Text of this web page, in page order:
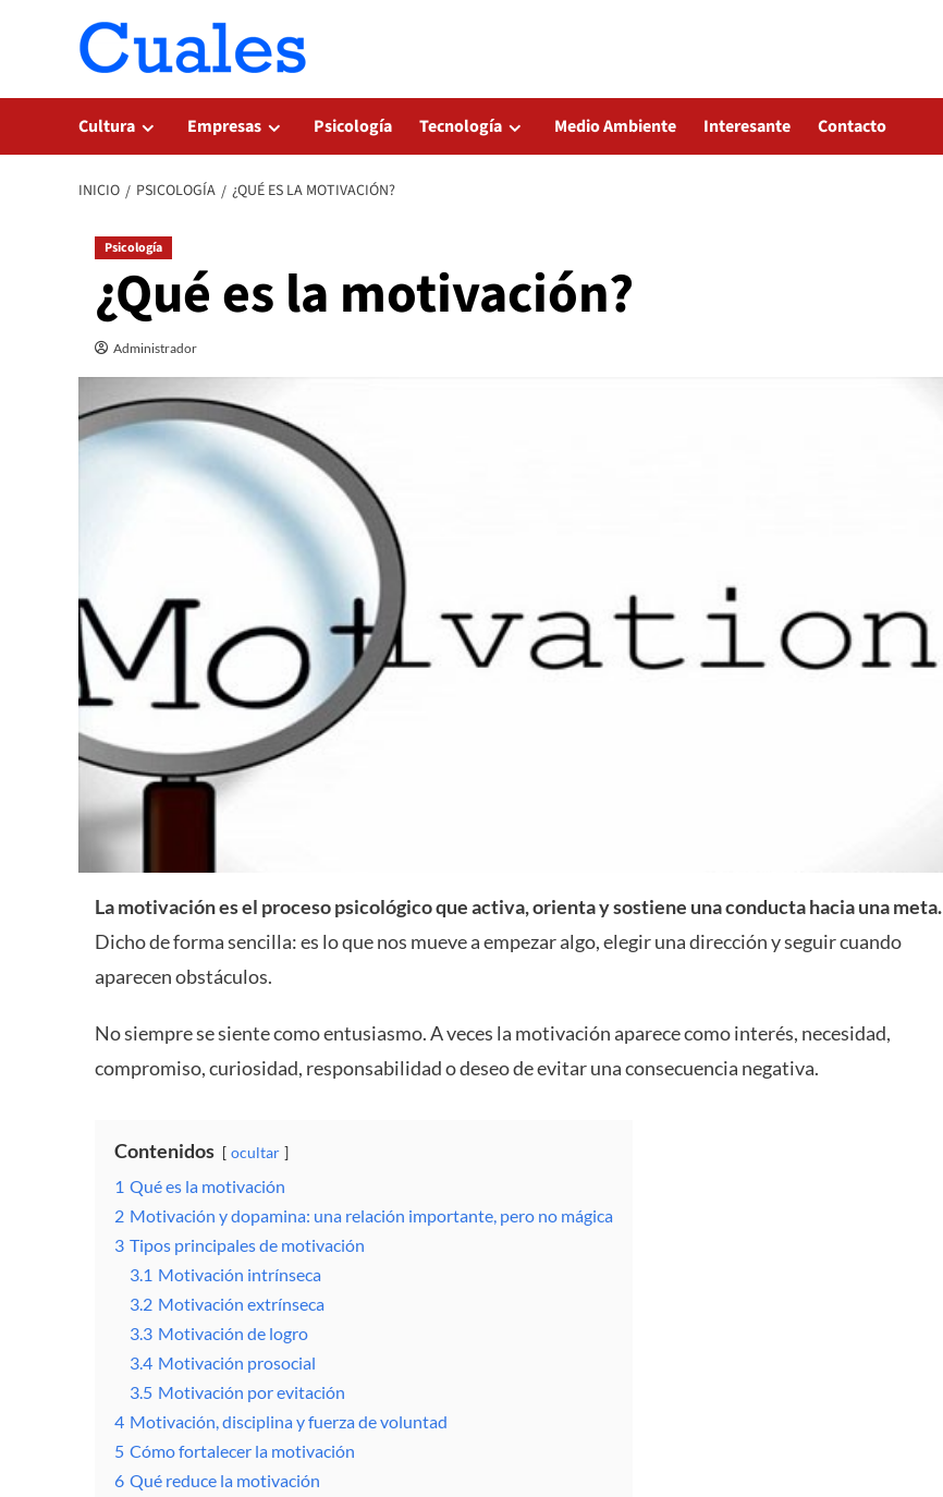
Cultura Empresas Psicología Tecnología Medio Ambiente Interesante Contacto
INICIO PSICOLOGÍA ¿QUÉ ES LA MOTIVACIÓN?
Psicología
¿Qué es la motivación?
Administrador
La motivación es el proceso psicológico que activa, orienta y sostiene una conducta hacia una meta.
Dicho de forma sencilla: es lo que nos mueve a empezar algo, elegir una dirección y seguir cuando
aparecen obstáculos.
No siempre se siente como entusiasmo. A veces la motivación aparece como interés, necesidad,
compromiso, curiosidad, responsabilidad o deseo de evitar una consecuencia negativa.
Contenidos ocultar
1 Qué es la motivación
2 Motivación y dopamina: una relación importante, pero no mágica
3 Tipos principales de motivación
3.1 Motivación intrínseca
3.2 Motivación extrínseca
3.3 Motivación de logro
3.4 Motivación prosocial
3.5 Motivación por evitación
4 Motivación, disciplina y fuerza de voluntad
5 Cómo fortalecer la motivación
6 Qué reduce la motivación